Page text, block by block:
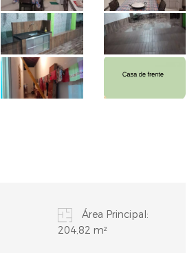
Área Principal:
204,82 m²